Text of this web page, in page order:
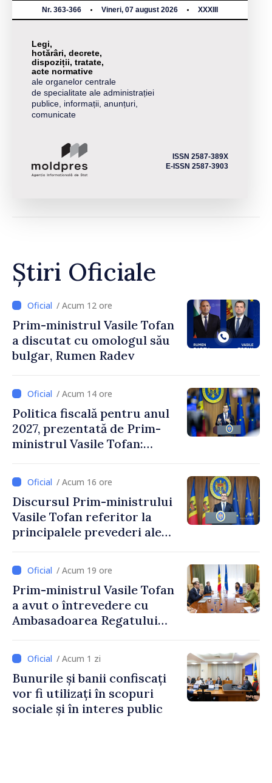
Nr. 363-366 Vineri, 07 august 2026 XXXIII
Legi,
hotărâri, decrete,
dispoziții, tratate,
acte normative
ale organelor centrale
de specialitate ale administrației
publice, informații, anunțuri,
comunicate
ISSN 2587-389X
E-ISSN 2587-3903
Știri Oficiale
/ Acum 12 ore
Prim-ministrul Vasile Tofan
a discutat cu omologul său
bulgar, Rumen Radev
/ Acum 14 ore
Politica fiscală pentru anul
2027, prezentată de Prim-
ministrul Vasile Tofan:
stimularea investițiilor și o
taxare mai echitabilă
/ Acum 16 ore
Discursul Prim-ministrului
Vasile Tofan referitor la
principalele prevederi ale
2027
/ Acum 19 ore
Prim-ministrul Vasile Tofan
a avut o întrevedere cu
Ambasadoarea Regatului
Irlandei de Nord, Fern
Horine / Acum 1 zi
Bunurile și banii confiscați
vor fi utilizați în scopuri
sociale și în interes public